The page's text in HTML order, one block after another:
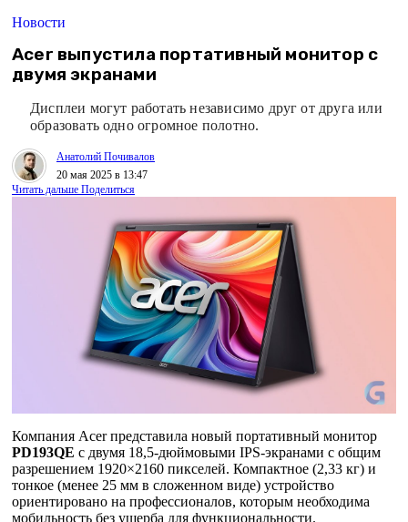
Новости
Acer выпустила портативный монитор с
двумя экранами
Дисплеи могут работать независимо друг от друга или
образовать одно огромное полотно.
Анатолий Почивалов
20 мая 2025 в 13:47
Читать дальше Поделиться
Компания Acer представила новый портативный монитор
PD193QE с двумя 18,5-дюймовыми IPS-экранами с общим
разрешением 1920×2160 пикселей. Компактное (2,33 кг) и
тонкое (менее 25 мм в сложенном виде) устройство
ориентировано на профессионалов, которым необходима
мобильность без ущерба для функциональности.